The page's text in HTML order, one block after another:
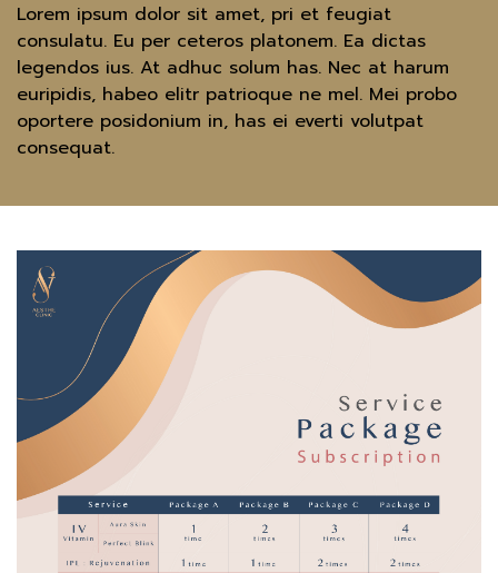
Lorem ipsum dolor sit amet, pri et feugiat
consulatu. Eu per ceteros platonem. Ea dictas
legendos ius. At adhuc solum has. Nec at harum
euripidis, habeo elitr patrioque ne mel. Mei probo
oportere posidonium in, has ei everti volutpat
consequat.